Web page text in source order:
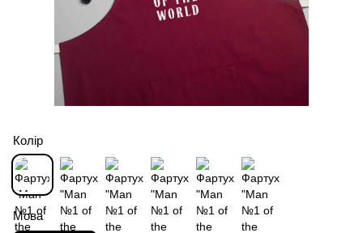
Колір
Мова